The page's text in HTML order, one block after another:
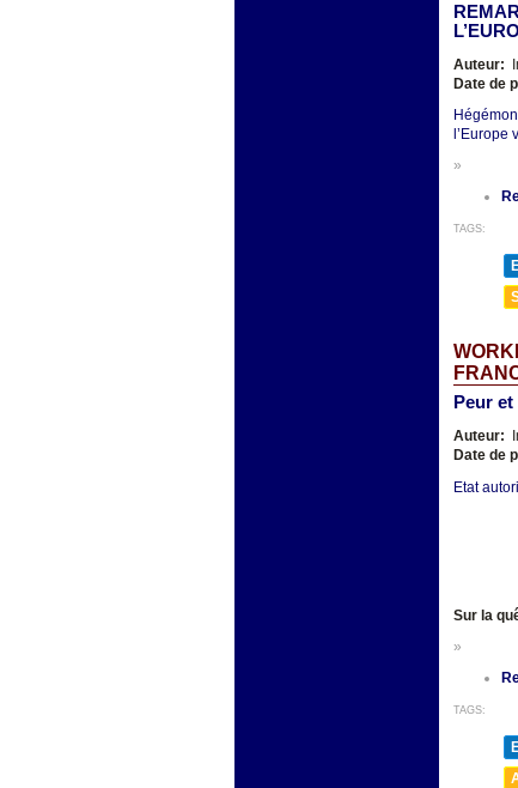
Auteur:
Date de
l’Europe
»
TAGS:
Peur
Auteur:
Date de
Etat
Sur la
»
TAGS: